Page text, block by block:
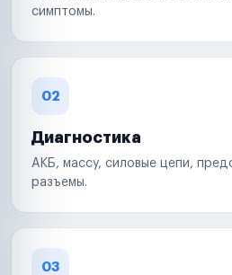
симптомы.
02
Диагностика
АКБ, массу, силовые цепи,
разъемы.
03